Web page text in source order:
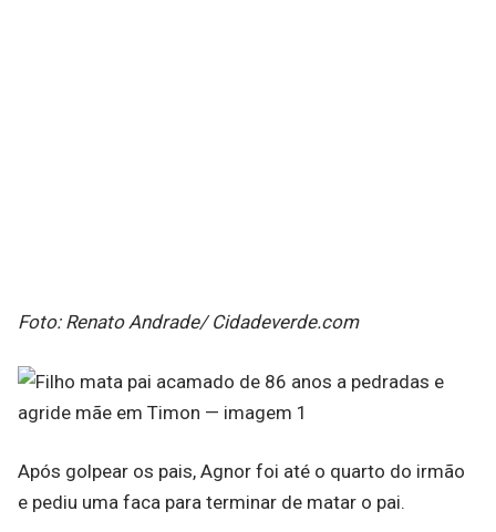
Foto: Renato Andrade/ Cidadeverde.com
Após golpear os pais, Agnor foi até o quarto do irmão
e pediu uma faca para terminar de matar o pai.